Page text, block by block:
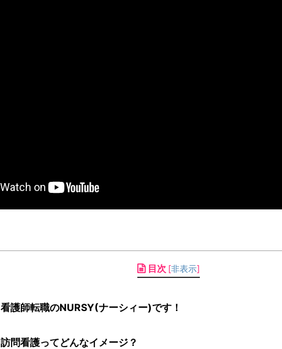
目次 [非表示]
看護師転職のNURSY(ナーシィー)です！
訪問看護ってどんなイメージ？